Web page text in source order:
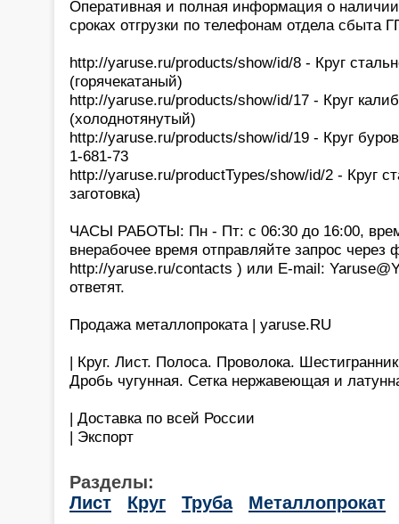
Оперативная и полная информация о
сроках отгрузки по телефонам отдела сбыта
http://yaruse.ru/products/show/id/8 - Круг
(горячекатаный)
http://yaruse.ru/products/show/id/17 - Круг
(холоднотянутый)
http://yaruse.ru/products/show/id/19 - Круг
1-681-73
http://yaruse.ru/productTypes/show/id/2 - Круг
заготовка)
ЧАСЫ РАБОТЫ: Пн - Пт: с 06:30 до 16:00,
внерабочее время отправляйте запрос через
http://yaruse.ru/contacts ) или E-mail:
ответят.
Продажа металлопроката | yaruse.RU
| Круг. Лист. Полоса. Проволока.
Дробь чугунная. Сетка нержавеющая и
| Доставка по всей России
| Экспорт
Разделы:
Лист
Круг Труба Металлопрокат